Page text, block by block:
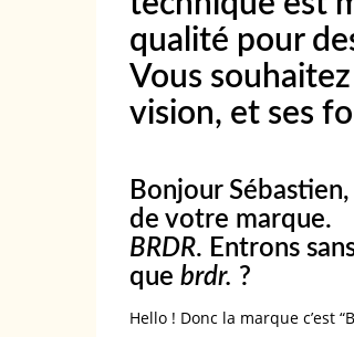
qualité pour
Vous
vision, et ses
Bonjour
de votre marque.
BRDR. Entrons
que brdr. ?
Hello ! Donc la marque c’est